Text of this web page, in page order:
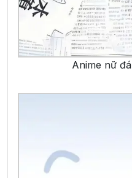
Anime nữ